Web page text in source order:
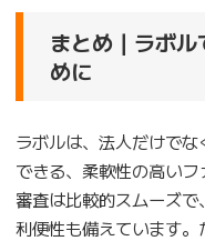
まとめ｜ラボ
めに
ラボルは、法人だけで
できる、柔軟性の高いフ
審査は比較的スムーズ
利便性も備えています